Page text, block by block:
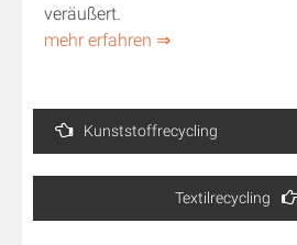
veräußert.
mehr erfahren ⇒
Beitragsnavigation
Kunststoffrecycling
Textilrecycling